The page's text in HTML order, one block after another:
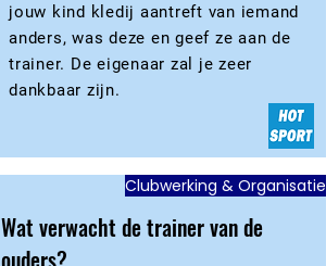
jouw kind kledij aantreft van iemand
anders, was deze en geef ze aan de
trainer. De eigenaar zal je zeer
dankbaar zijn.
Clubwerking & Organisatie
Wat verwacht de trainer van de
ouders?